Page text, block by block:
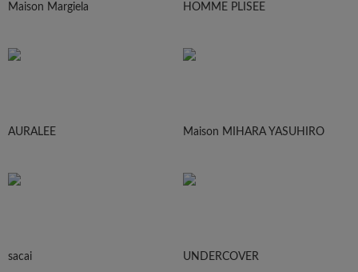
Maison Margiela HOMME PLISEE
AURALEE Maison MIHARA YASUHIRO
sacai UNDERCOVER